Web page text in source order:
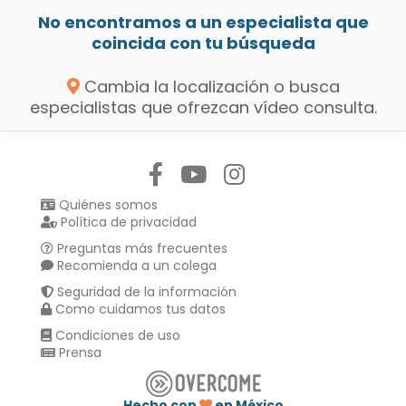
No encontramos a un especialista que
coincida con tu búsqueda
Cambia la localización o busca
especialistas que ofrezcan vídeo consulta.
Quiénes somos
Política de privacidad
Preguntas más frecuentes
Recomienda a un colega
Seguridad de la información
Como cuidamos tus datos
Condiciones de uso
Prensa